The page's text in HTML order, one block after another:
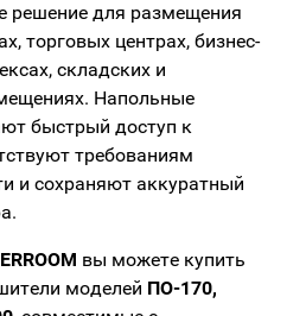
решение для размещения
торговых центрах, бизнес-
складских и
Напольные
быстрый доступ к
требованиям
и сохраняют аккуратный
вы можете купить
моделей ПО-170,